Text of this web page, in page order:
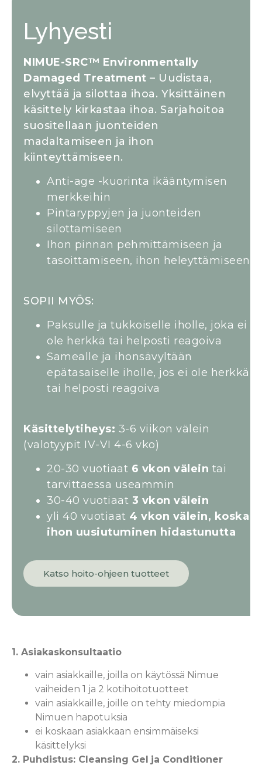
Lyhyesti
NIMUE-SRC™ Environmentally
Damaged Treatment – Uudistaa,
elvyttää ja silottaa ihoa. Yksittäinen
käsittely kirkastaa ihoa. Sarjahoitoa
suositellaan juonteiden
madaltamiseen ja ihon
kiinteyttämiseen.
Anti-age -kuorinta ikääntymisen
merkkeihin
Pintaryppyjen ja juonteiden
silottamiseen
Ihon pinnan pehmittämiseen ja
tasoittamiseen, ihon heleyttämiseen
SOPII MYÖS:
Paksulle ja tukkoiselle iholle, joka ei
ole herkkä tai helposti reagoiva
Samealle ja ihonsävyltään
epätasaiselle iholle, jos ei ole herkkä
tai helposti reagoiva
Käsittelytiheys: 3-6 viikon välein
(valotyypit IV-VI 4-6 vko)
20-30 vuotiaat 6 vkon välein tai
tarvittaessa useammin
30-40 vuotiaat 3 vkon välein
yli 40 vuotiaat 4 vkon välein, koska
ihon uusiutuminen hidastunutta
Katso hoito-ohjeen tuotteet
1. Asiakaskonsultaatio
vain asiakkaille, joilla on käytössä Nimue
vaiheiden 1 ja 2 kotihoitotuotteet
vain asiakkaille, joille on tehty miedompia
Nimuen hapotuksia
ei koskaan asiakkaan ensimmäiseksi
käsittelyksi
2. Puhdistus: Cleansing Gel ja Conditioner